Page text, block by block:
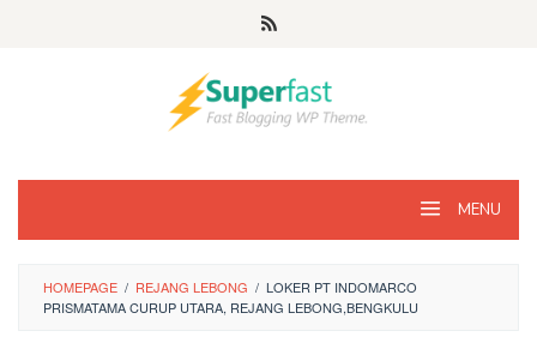
MENU
HOMEPAGE / REJANG LEBONG / LOKER PT INDOMARCO
PRISMATAMA CURUP UTARA, REJANG LEBONG,BENGKULU